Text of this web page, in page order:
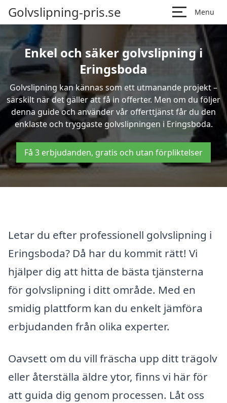
Golvslipning-pris.se Menu
Enkel och säker golvslipning i
Eringsboda
Golvslipning kan kännas som ett utmanande projekt –
särskilt när det gäller att få in offerter. Men om du följer
denna guide och använder vår offerttjänst får du den
enklaste och tryggaste golvslipningen i Eringsboda.
Få 3 erbjudanden, gratis och utan förpliktelser
Letar du efter professionell golvslipning i
Eringsboda? Då har du kommit rätt! Vi
hjälper dig att hitta de bästa tjänsterna
för golvslipning i ditt område. Med en
smidig plattform kan du enkelt jämföra
erbjudanden från olika experter.
Oavsett om du vill fräscha upp ditt trägolv
eller återställa äldre ytor, finns vi här för
att guida dig genom processen. Låt oss